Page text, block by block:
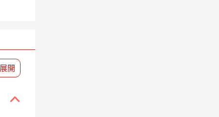
開
